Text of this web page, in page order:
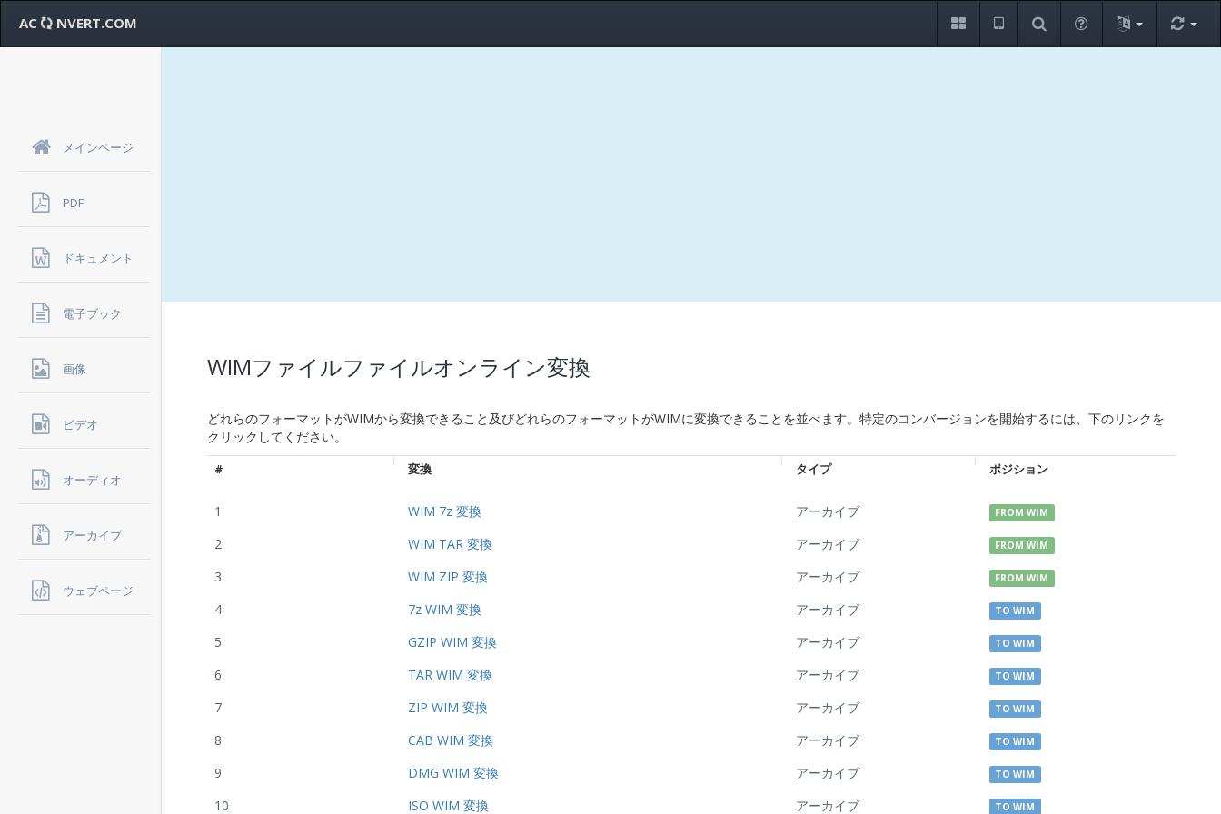
AC NVERT.COM
メインページ
PDF
ドキュメント
電子ブック
画像
ビデオ
オーディオ
アーカイブ
ウェブページ
WIMファイルファイルオンライン変換
どれらのフォーマットがWIMから変換できること及びどれらのフォーマットがWIMに変換できることを並べます。特定のコンバージョンを開始するには、下のリンクを
クリックしてください。
# 変換 タイプ ポジション
1 WIM 7z 変換 アーカイブ FROM WIM
2 WIM TAR 変換 アーカイブ FROM WIM
3 WIM ZIP 変換 アーカイブ FROM WIM
4 7z WIM 変換 アーカイブ TO WIM
5 GZIP WIM 変換 アーカイブ TO WIM
6 TAR WIM 変換 アーカイブ TO WIM
7 ZIP WIM 変換 アーカイブ TO WIM
8 CAB WIM 変換 アーカイブ TO WIM
9 DMG WIM 変換 アーカイブ TO WIM
10 ISO WIM 変換 アーカイブ TO WIM